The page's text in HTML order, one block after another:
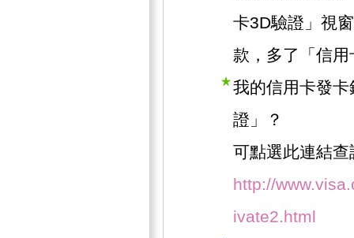
卡3D驗證」視
款，多了「信
我的信用卡發
證」？
可點選此連結查
http://
ivate2.html